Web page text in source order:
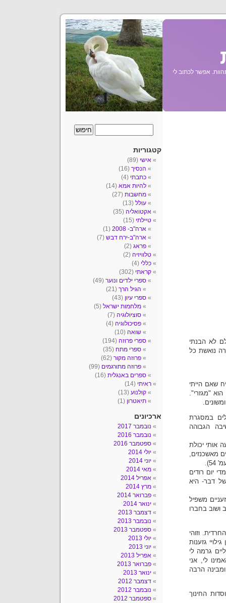
אפשר לכתוב לי
לא הבנתי
נואשת כל
שאם הייתי
"מגזרי".
בירושלים במסגרת
הגבוהה
אותי יכולת
מאשכנזים,
יום רודים
דבר- היא
משפיל
ושוב בחברו
וזוהי
גזענות
גרמה לי
לי, אני
הרבה
החינוך
קטגוריות
אישי (89)
הנסיך (16)
כתבתי (4)
להיות אמא (14)
מחשבות (27)
עולל (13)
אקטואליה (35)
טיילתי (15)
ארה"ב- 2008
(1)
ארה"ב-ירח דבש (7)
פראג (2)
טלוויזיה (2)
כללי (4)
קראתי (302)
ספרי ילדים ונוער (49)
הגיל הרך (21)
ספרי עיון (43)
מלחמות ישראל (5)
סוציולוגיה (7)
פסיכולוגיה (4)
שואה (10)
ספרי פרוזה (194)
ספרי מתח (35)
פרוזה מקור (62)
פרוזה מתורגמים (99)
ספרים באנגלית (16)
ראיתי (14)
קולנוע (13)
תיאטרון (1)
ארכיונים
נובמבר 2017
נובמבר 2016
ספטמבר 2016
יולי 2014
יוני 2014
מאי 2014
אפריל 2014
מרץ 2014
פברואר 2014
ינואר 2014
דצמבר 2013
נובמבר 2013
ספטמבר 2013
יולי 2013
יוני 2013
אפריל 2013
פברואר 2013
ינואר 2013
דצמבר 2012
נובמבר 2012
ספטמבר 2012